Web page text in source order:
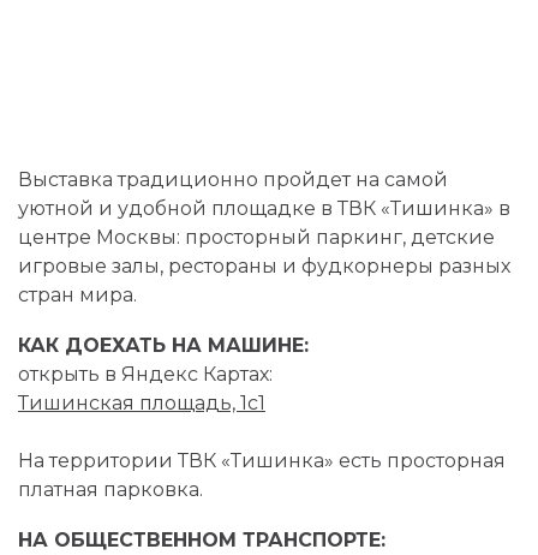
Выставка традиционно пройдет на самой
уютной и удобной площадке в ТВК «Тишинка» в
центре Москвы: просторный паркинг, детские
игровые залы, рестораны и фудкорнеры разных
стран мира.
КАК ДОЕХАТЬ НА МАШИНЕ:
открыть в Яндекс Картах:
Тишинская площадь, 1с1
На территории ТВК «Тишинка» есть просторная
платная парковка.
НА ОБЩЕСТВЕННОМ ТРАНСПОРТЕ: